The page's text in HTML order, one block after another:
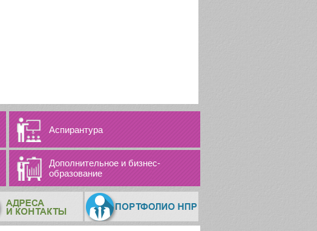
Аспирантура
Дополнительное и бизнес-
образование